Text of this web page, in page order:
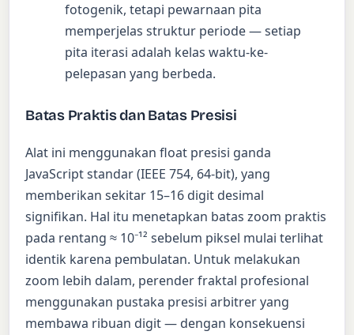
fotogenik, tetapi pewarnaan pita
memperjelas struktur periode — setiap
pita iterasi adalah kelas waktu-ke-
pelepasan yang berbeda.
Batas Praktis dan Batas Presisi
Alat ini menggunakan float presisi ganda
JavaScript standar (IEEE 754, 64-bit), yang
memberikan sekitar 15–16 digit desimal
signifikan. Hal itu menetapkan batas zoom praktis
pada rentang ≈ 10⁻¹² sebelum piksel mulai terlihat
identik karena pembulatan. Untuk melakukan
zoom lebih dalam, perender fraktal profesional
menggunakan pustaka presisi arbitrer yang
membawa ribuan digit — dengan konsekuensi